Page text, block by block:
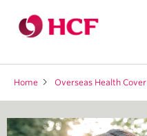
Home Overseas Health Cover